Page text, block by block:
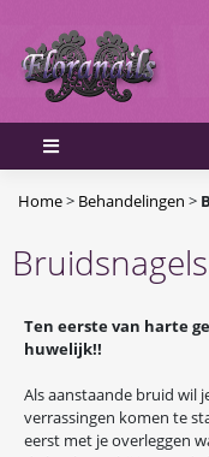
Home> Behandelingen >
Bruidsnagels
Ten eerste van harte
huwelijk!!
Als aanstaande bruid wil
verrassingen komen te
eerst met je overleggen